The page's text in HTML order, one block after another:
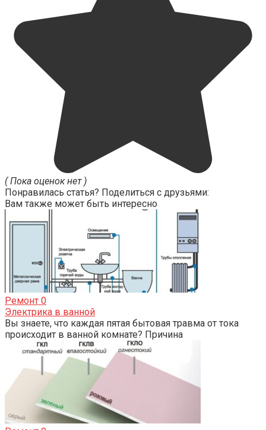
( Пока оценок нет )
Понравилась статья? Поделиться с друзьями:
Вам также может быть интересно
Ремонт 0
Электрика в ванной
Вы знаете, что каждая пятая бытовая травма от тока
происходит в ванной комнате? Причина